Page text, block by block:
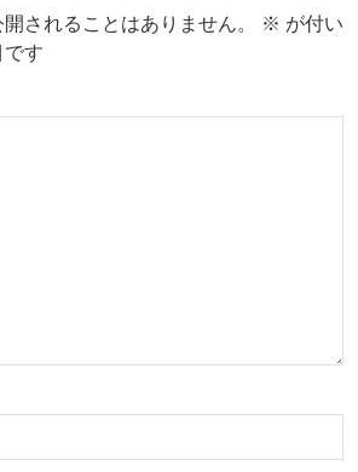
されることはありません。 ※ が付い
です